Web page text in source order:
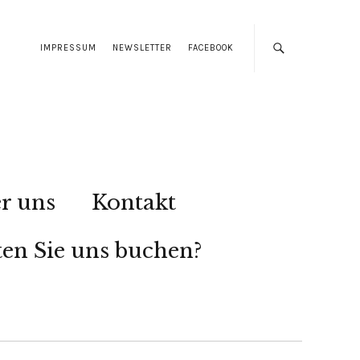
IMPRESSUM NEWSLETTER FACEBOOK
uns
Kontakt
Sie uns buchen?